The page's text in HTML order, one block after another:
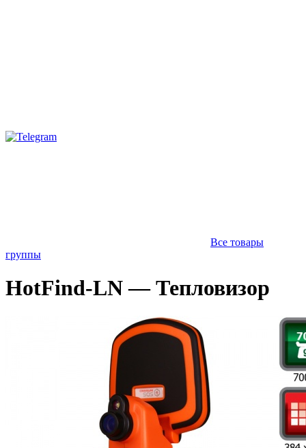
Все товары
группы
HotFind-LN — Тепловизор